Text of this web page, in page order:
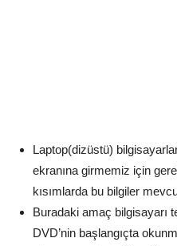
Laptop(dizüstü)
ekranına girmemiz için
kısımlarda bu bilgiler
Buradaki amaç bilgisayarı
DVD’nin başlangıçta